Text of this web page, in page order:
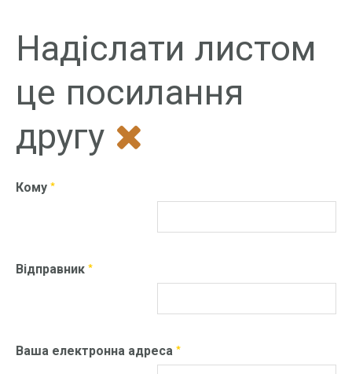
Надіслати листом
це посилання
другу
Кому*
Відправник*
Ваша електронна адреса*